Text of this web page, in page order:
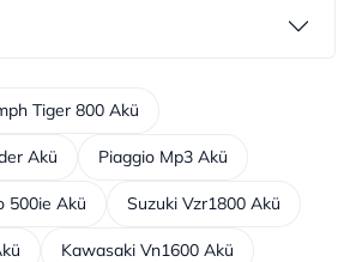
Tiger 800 Akü
Akü Piaggio Mp3 Akü
500ie Akü Suzuki Vzr1800 Akü
Kawasaki Vn1600 Akü